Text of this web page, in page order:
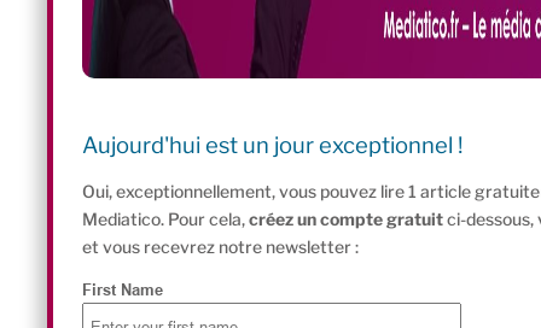
Aujourd'hui est un jour exceptionnel !
Oui, exceptionnellement, vous pouvez lire 1 article
Mediatico. Pour cela,créez un compte gratuitci-dessous,
et vous recevrez notre newsletter :
First Name